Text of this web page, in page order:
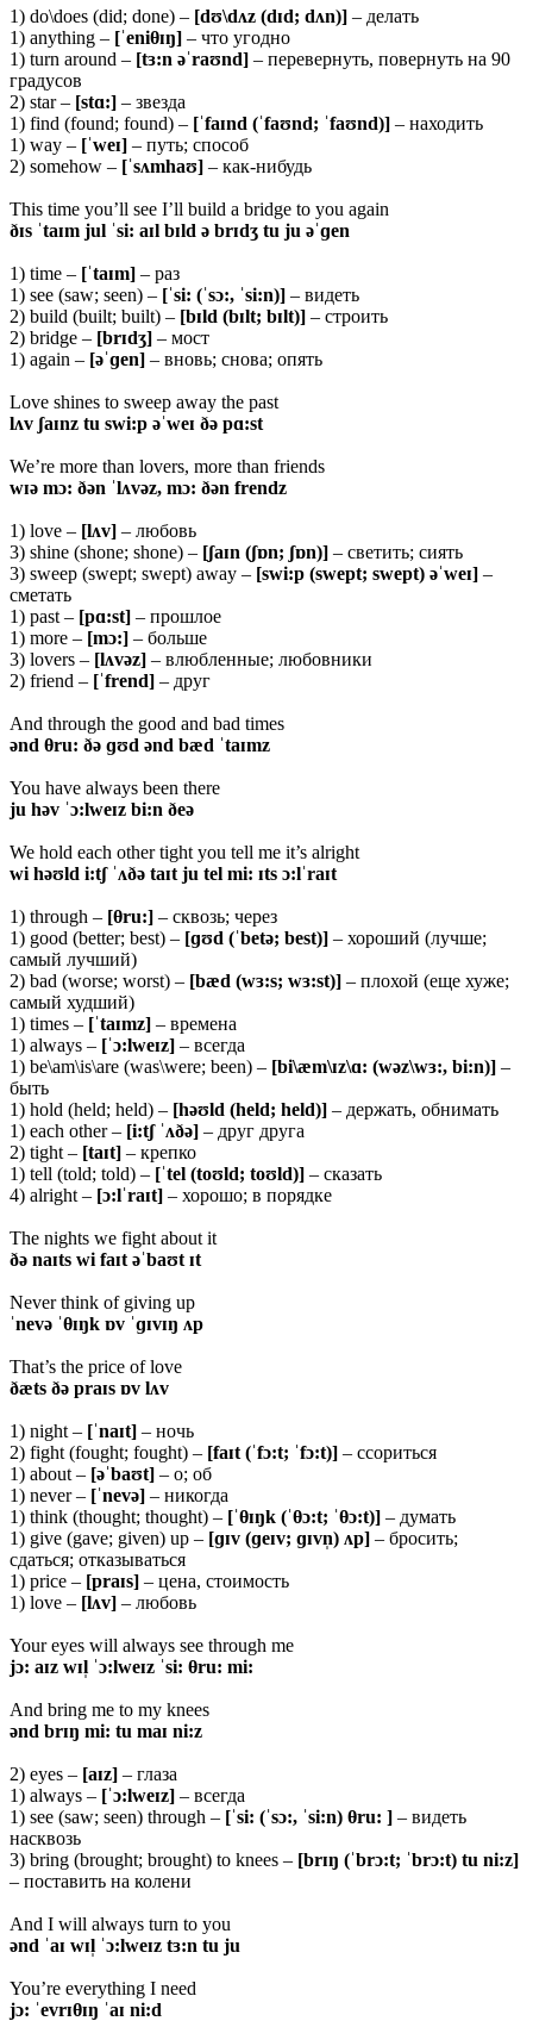
1) do\does (did; done) – [dʊ\dʌz (dɪd; dʌn)] – делать
1) anything – [ˈeniθɪŋ] – что угодно
1) turn around – [tɜ:n əˈraʊnd] – перевернуть, повернуть на 90
градусов
2) star – [stɑ:] – звезда
1) find (found; found) – [ˈfaɪnd (ˈfaʊnd; ˈfaʊnd)] – находить
1) way – [ˈweɪ] – путь; способ
2) somehow – [ˈsʌmhaʊ] – как-нибудь
This time you’ll see I’ll build a bridge to you again
ðɪs ˈtaɪm jul ˈsi: aɪl bɪld ə brɪdʒ tu ju əˈɡen
1) time – [ˈtaɪm] – раз
1) see (saw; seen) – [ˈsi: (ˈsɔ:, ˈsi:n)] – видеть
2) build (built; built) – [bɪld (bɪlt; bɪlt)] – строить
2) bridge – [brɪdʒ] – мост
1) again – [əˈɡen] – вновь; снова; опять
Love shines to sweep away the past
lʌv ʃaɪnz tu swi:p əˈweɪ ðə pɑ:st
We’re more than lovers, more than friends
wɪə mɔ: ðən ˈlʌvəz, mɔ: ðən frendz
1) love – [lʌv] – любовь
3) shine (shone; shone) – [ʃaɪn (ʃɒn; ʃɒn)] – светить; сиять
3) sweep (swept; swept) away – [swi:p (swept; swept) əˈweɪ] –
сметать
1) past – [pɑ:st] – прошлое
1) more – [mɔ:] – больше
3) lovers – [lʌvəz] – влюбленные; любовники
2) friend – [ˈfrend] – друг
And through the good and bad times
ənd θru: ðə ɡʊd ənd bæd ˈtaɪmz
You have always been there
ju həv ˈɔ:lweɪz bi:n ðeə
We hold each other tight you tell me it’s alright
wi həʊld i:tʃ ˈʌðə taɪt ju tel mi: ɪts ɔ:lˈraɪt
1) through – [θru:] – сквозь; через
1) good (better; best) – [ɡʊd (ˈbetə; best)] – хороший (лучше;
самый лучший)
2) bad (worse; worst) – [bæd (wɜ:s; wɜ:st)] – плохой (еще хуже;
самый худший)
1) times – [ˈtaɪmz] – времена
1) always – [ˈɔ:lweɪz] – всегда
1) be\am\is\are (was\were; been) – [bi\æm\ɪz\ɑ: (wəz\wɜ:, bi:n)] –
быть
1) hold (held; held) – [həʊld (held; held)] – держать, обнимать
1) each other – [i:tʃ ˈʌðə] – друг друга
2) tight – [taɪt] – крепко
1) tell (told; told) – [ˈtel (toʊld; toʊld)] – сказать
4) alright – [ɔ:lˈraɪt] – хорошо; в порядке
The nights we fight about it
ðə naɪts wi faɪt əˈbaʊt ɪt
Never think of giving up
ˈnevə ˈθɪŋk ɒv ˈɡɪvɪŋ ʌp
That’s the price of love
ðæts ðə praɪs ɒv lʌv
1) night – [ˈnaɪt] – ночь
2) fight (fought; fought) – [faɪt (ˈfɔ:t; ˈfɔ:t)] – ссориться
1) about – [əˈbaʊt] – о; об
1) never – [ˈnevə] – никогда
1) think (thought; thought) – [ˈθɪŋk (ˈθɔ:t; ˈθɔ:t)] – думать
1) give (gave; given) up – [ɡɪv (ɡeɪv; ɡɪvn̩) ʌp] – бросить;
сдаться; отказываться
1) price – [praɪs] – цена, стоимость
1) love – [lʌv] – любовь
Your eyes will always see through me
jɔ: aɪz wɪl̩ ˈɔ:lweɪz ˈsi: θru: mi:
And bring me to my knees
ənd brɪŋ mi: tu maɪ ni:z
2) eyes – [aɪz] – глаза
1) always – [ˈɔ:lweɪz] – всегда
1) see (saw; seen) through – [ˈsi: (ˈsɔ:, ˈsi:n) θru: ] – видеть
насквозь
3) bring (brought; brought) to knees – [brɪŋ (ˈbrɔ:t; ˈbrɔ:t) tu ni:z]
– поставить на колени
And I will always turn to you
ənd ˈaɪ wɪl̩ ˈɔ:lweɪz tɜ:n tu ju
You’re everything I need
jɔ: ˈevrɪθɪŋ ˈaɪ ni:d